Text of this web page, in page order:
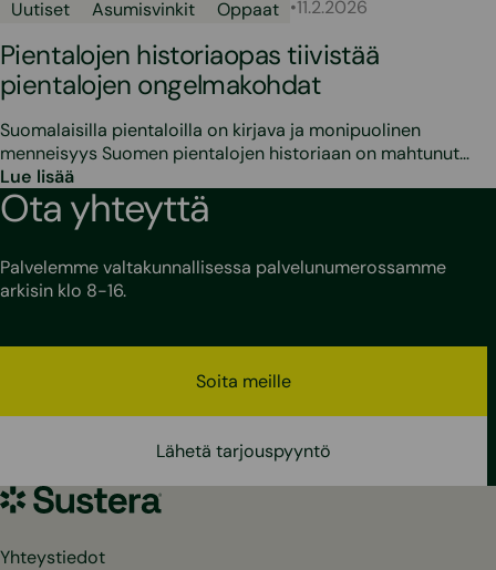
Uutiset Asumisvinkit Oppaat •11.2.2026
Pientalojen historiaopas tiivistää
pientalojen ongelmakohdat
Suomalaisilla pientaloilla on kirjava ja monipuolinen
menneisyys Suomen pientalojen historiaan on mahtunut…
Lue lisää
Ota yhteyttä
Palvelemme valtakunnallisessa palvelunumerossamme
arkisin klo 8-16.
Soita meille
Lähetä tarjouspyyntö
Sustera
Yhteystiedot